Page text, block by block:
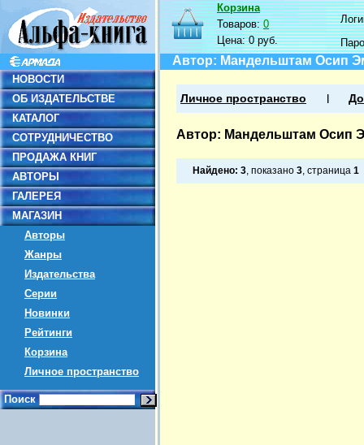
НОВОСТИ
ОБ ИЗДАТЕЛЬСТВЕ
КАТАЛОГ
СОТРУДНИЧЕСТВО
ПРОДАЖА КНИГ
АВТОРЫ
ГАЛЕРЕЯ
МАГАЗИН
Авторы
Жанры
Издательства
Серии
Новинки
Рейтинги
Корзина
Личное пространство
Поиск
Корзина
Товаров:0
Цена:0 руб.
Автор: Мандельштам Осип
Личное пространство
Автор: Мандельштам Осип
Найдено: 3, показано 3, страница 1